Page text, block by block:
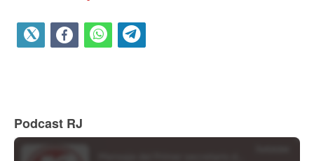
Podcast RJ